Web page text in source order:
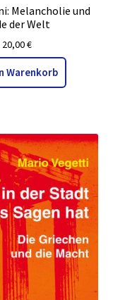
Melancholie und
der Welt
20,00€
Warenkorb